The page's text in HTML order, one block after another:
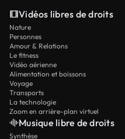
Vidéos libres de droits
Nature
Personnes
Amour & Relations
Le fitness
Vidéo aérienne
Alimentation et boissons
Voyage
Transports
La technologie
Zoom en arrière-plan virtuel
Musique libre de droits
Synthèse